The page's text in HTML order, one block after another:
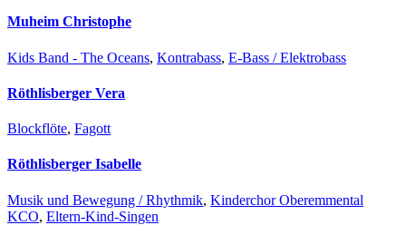
Muheim Christophe
Kids Band - The Oceans, Kontrabass, E-Bass / Elektrobass
Röthlisberger Vera
Blockflöte, Fagott
Röthlisberger Isabelle
Musik und Bewegung / Rhythmik, Kinderchor Oberemmental
KCO, Eltern-Kind-Singen